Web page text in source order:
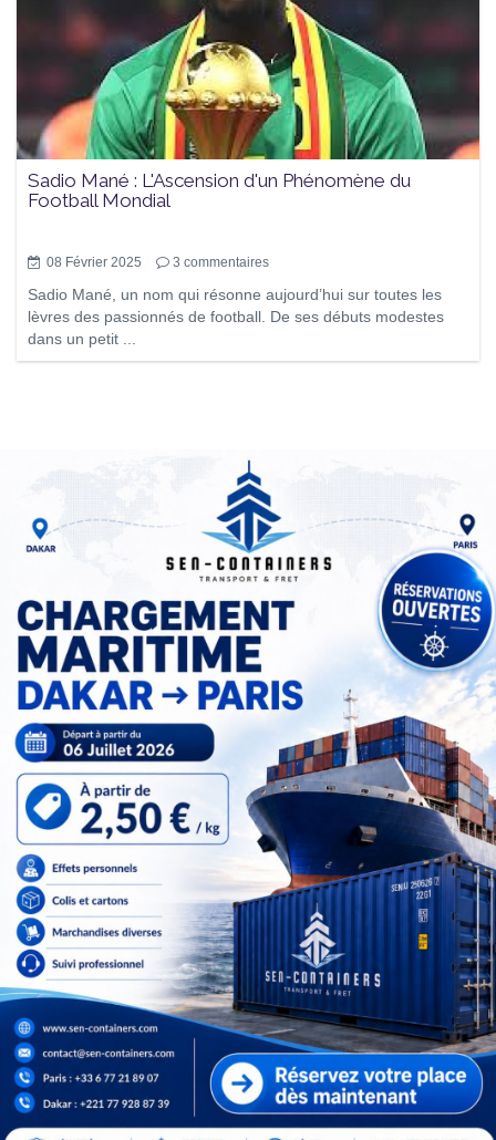
Sadio Mané : L'Ascension d'un Phénomène du
Football Mondial
08 Février 2025 3 commentaires
Sadio Mané, un nom qui résonne aujourd’hui sur toutes les
lèvres des passionnés de football. De ses débuts modestes
dans un petit ...